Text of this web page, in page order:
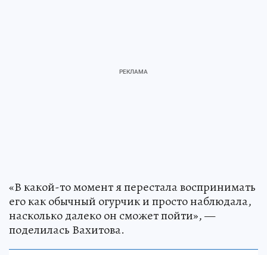
«В какой-то момент я перестала воспринимать
его как обычный огурчик и просто наблюдала,
насколько далеко он сможет пойти», —
поделилась Вахитова.